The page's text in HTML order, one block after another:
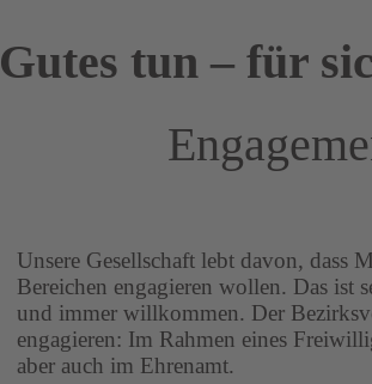
Gutes tun – für
Unsere Gesellschaft lebt davon, dass
Bereichen engagieren wollen. Das ist
und immer willkommen. Der
engagieren: Im Rahmen eines
aber auch im Ehrenamt.